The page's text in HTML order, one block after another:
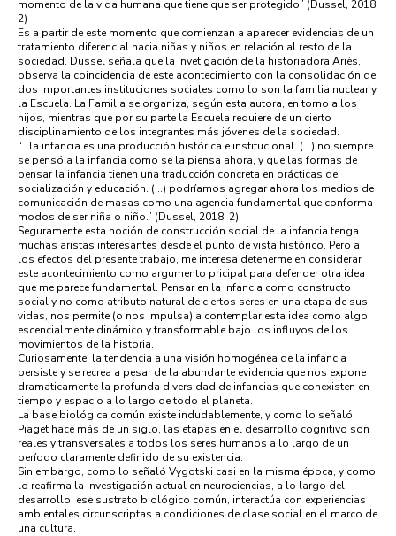
momento de la vida humana que tiene que ser protegido” (Dussel, 2018:
2)
Es a partir de este momento que comienzan a aparecer evidencias de un
tratamiento diferencial hacia niñas y niños en relación al resto de la
sociedad. Dussel señala que la invetigación de la historiadora Ariès,
observa la coincidencia de este acontecimiento con la consolidación de
dos importantes instituciones sociales como lo son la familia nuclear y
la Escuela. La Familia se organiza, según esta autora, en torno a los
hijos, mientras que por su parte la Escuela requiere de un cierto
disciplinamiento de los integrantes más jóvenes de la sociedad.
“…la infancia es una producción histórica e institucional. (…) no siempre
se pensó a la infancia como se la piensa ahora, y que las formas de
pensar la infancia tienen una traducción concreta en prácticas de
socialización y educación. (…) podríamos agregar ahora los medios de
comunicación de masas como una agencia fundamental que conforma
modos de ser niña o niño.” (Dussel, 2018: 2)
Seguramente esta noción de construcción social de la infancia tenga
muchas aristas interesantes desde el punto de vista histórico. Pero a
los efectos del presente trabajo, me interesa detenerme en considerar
este acontecimiento como argumento pricipal para defender otra idea
que me parece fundamental. Pensar en la infancia como constructo
social y no como atributo natural de ciertos seres en una etapa de sus
vidas, nos permite (o nos impulsa) a contemplar esta idea como algo
escencialmente dinámico y transformable bajo los influyos de los
movimientos de la historia.
Curiosamente, la tendencia a una visión homogénea de la infancia
persiste y se recrea a pesar de la abundante evidencia que nos expone
dramaticamente la profunda diversidad de infancias que cohexisten en
tiempo y espacio a lo largo de todo el planeta.
La base biológica común existe indudablemente, y como lo señaló
Piaget hace más de un siglo, las etapas en el desarrollo cognitivo son
reales y transversales a todos los seres humanos a lo largo de un
período claramente definido de su existencia.
Sin embargo, como lo señaló Vygotski casi en la misma época, y como
lo reafirma la investigación actual en neurociencias, a lo largo del
desarrollo, ese sustrato biológico común, interactúa con experiencias
ambientales circunscriptas a condiciones de clase social en el marco de
una cultura.